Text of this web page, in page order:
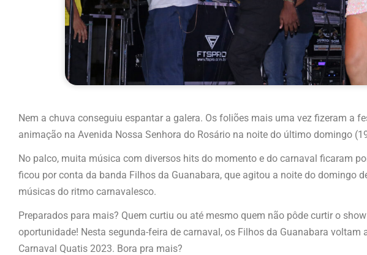
Nem a chuva conseguiu espantar a galera. Os foliões mais uma vez fizeram a
animação na Avenida Nossa Senhora do Rosário na noite do último domingo
No palco, muita música com diversos hits do momento e do carnaval ficaram
ficou por conta da banda Filhos da Guanabara, que agitou a noite do domingo
músicas do ritmo carnavalesco.
Preparados para mais? Quem curtiu ou até mesmo quem não pôde curtir o
oportunidade! Nesta segunda-feira de carnaval, os Filhos da Guanabara
Carnaval Quatis 2023. Bora pra mais?